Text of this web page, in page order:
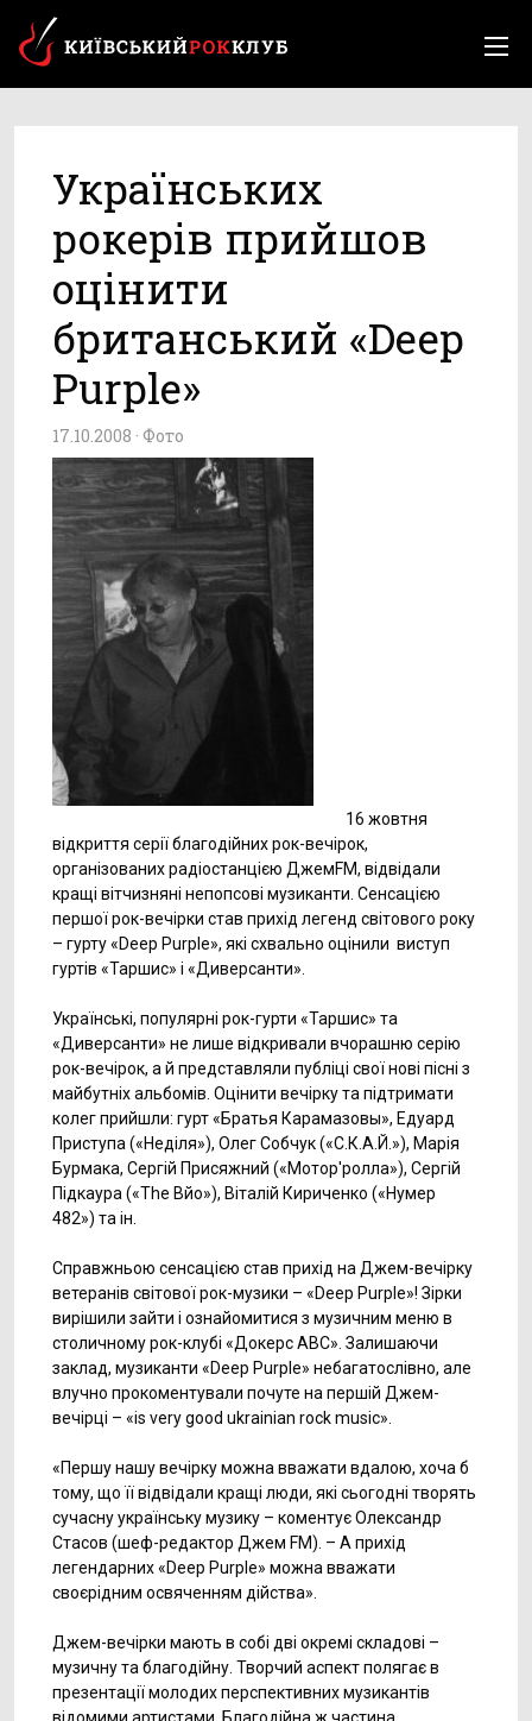
Українських
рокерів прийшов
оцінити
британський «Deep
Purple»
17.10.2008 · Фото
16 жовтня
відкриття серії благодійних рок-вечірок,
організованих радіостанцією ДжемFM, відвідали
кращі вітчизняні непопсові музиканти. Сенсацією
першої рок-вечірки став прихід легенд світового року
– гурту «Deep Purple», які схвально оцінили виступ
гуртів «Таршис» і «Диверсанти».
Українські, популярні рок-гурти «Таршис» та
«Диверсанти» не лише відкривали вчорашню серію
рок-вечірок, а й представляли публіці свої нові пісні з
майбутніх альбомів. Оцінити вечірку та підтримати
колег прийшли: гурт «Братья Карамазовы», Едуард
Приступа («Неділя»), Олег Собчук («С.К.А.Й.»), Марія
Бурмака, Сергій Присяжний («Мотор'ролла»), Сергій
Підкаура («The Вйо»), Віталій Кириченко («Нумер
482») та ін.
Справжньою сенсацією став прихід на Джем-вечірку
ветеранів світової рок-музики – «Deep Purple»! Зірки
вирішили зайти і ознайомитися з музичним меню в
столичному рок-клубі «Докерс АВС». Залишаючи
заклад, музиканти «Deep Purple» небагатослівно, але
влучно прокоментували почуте на першій Джем-
вечірці – «is very good ukrainian rock music».
«Першу нашу вечірку можна вважати вдалою, хоча б
тому, що її відвідали кращі люди, які сьогодні творять
сучасну українську музику – коментує Олександр
Стасов (шеф-редактор Джем FM). – А прихід
легендарних «Deep Purple» можна вважати
своєрідним освяченням дійства».
Джем-вечірки мають в собі дві окремі складові –
музичну та благодійну. Творчий аспект полягає в
презентації молодих перспективних музикантів